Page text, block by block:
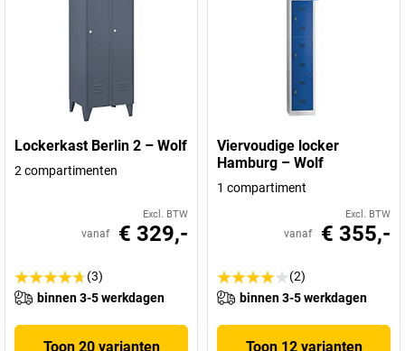
Lockerkast Berlin 2 – Wolf
2 compartimenten
Excl. BTW
vanaf € 329,-
(3)
binnen 3-5 werkdagen
Toon 20 varianten
Viervoudige locker
Hamburg – Wolf
1 compartiment
Excl. BTW
vanaf € 355,-
(2)
binnen 3-5 werkdagen
Toon 12 varianten